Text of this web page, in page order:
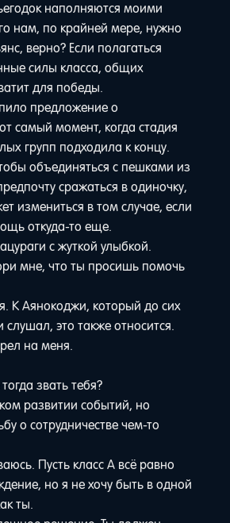
наполняются моими
нам, по крайней мере, нужно
верно? Если полагаться
силы класса, общих
для победы.
предложение о
самый момент, когда стадия
групп подходила к концу.
объединяться с пешками из
сражаться в одиночку,
измениться в том случае, если
откуда-то еще.
с жуткой улыбкой.
мне, что ты просишь помочь
К Аянокоджи, который до сих
слушал, это также относится.
на меня.
звать тебя?
развитии событий, но
о сотрудничестве чем-то
Пусть класс A всё равно
но я не хочу быть в одной
ты.